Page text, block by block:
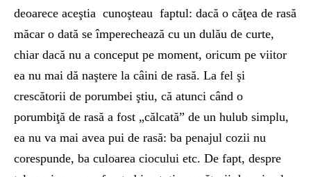
deoarece aceştia cunoşteau faptul: dacă o căţea de rasă
măcar o dată se împerechează cu un dulău de curte,
chiar dacă nu a conceput pe moment, oricum pe viitor
ea nu mai dă naştere la câini de rasă. La fel şi
crescătorii de porumbei ştiu, că atunci când o
porumbiţă de rasă a fost „călcată” de un hulub simplu,
ea nu va mai avea pui de rasă: ba penajul cozii nu
corespunde, ba culoarea ciocului etc. De fapt, despre